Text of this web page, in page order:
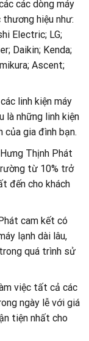
các dòng máy
hiệu như:
Electric; LG;
Daikin; Kenda;
Ascent;
linh kiện máy
là những linh kiện
của gia đình bạn.
Thịnh Phát
từ 10% trở
đến cho khách
cam kết có
lạnh dài lâu,
quá trình sử
việc tất cả các
ngày lễ với giá
tiện nhất cho